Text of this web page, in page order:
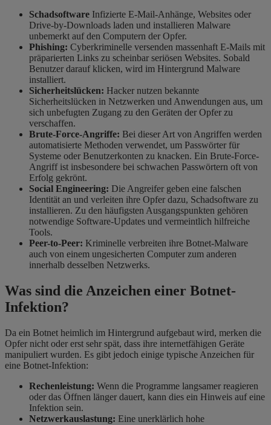
Schadsoftware Infizierte E-Mail-Anhänge, Websites oder
Drive-by-Downloads laden und installieren Malware
unbemerkt auf den Computern der Opfer.
Phishing: Cyberkriminelle versenden massenhaft E-Mails mit
präparierten Links zu scheinbar seriösen Websites. Sobald
Benutzer darauf klicken, wird im Hintergrund Malware
installiert.
Sicherheitslücken: Hacker nutzen bekannte
Sicherheitslücken in Netzwerken und Anwendungen aus, um
sich unbefugten Zugang zu den Geräten der Opfer zu
verschaffen.
Brute-Force-Angriffe: Bei dieser Art von Angriffen werden
automatisierte Methoden verwendet, um Passwörter für
Systeme oder Benutzerkonten zu knacken. Ein Brute-Force-
Angriff ist insbesondere bei schwachen Passwörtern oft von
Erfolg gekrönt.
Social Engineering: Die Angreifer geben eine falschen
Identität an und verleiten ihre Opfer dazu, Schadsoftware zu
installieren. Zu den häufigsten Ausgangspunkten gehören
notwendige Software-Updates und vermeintlich hilfreiche
Tools.
Peer-to-Peer: Kriminelle verbreiten ihre Botnet-Malware
auch von einem ungesicherten Computer zum anderen
innerhalb desselben Netzwerks.
Was sind die Anzeichen einer Botnet-
Infektion?
Da ein Botnet heimlich im Hintergrund aufgebaut wird, merken die
Opfer nicht oder erst sehr spät, dass ihre internetfähigen Geräte
manipuliert wurden. Es gibt jedoch einige typische Anzeichen für
eine Botnet-Infektion:
Rechenleistung: Wenn die Programme langsamer reagieren
oder das Öffnen länger dauert, kann dies ein Hinweis auf eine
Infektion sein.
Netzwerkauslastung: Eine unerklärlich hohe